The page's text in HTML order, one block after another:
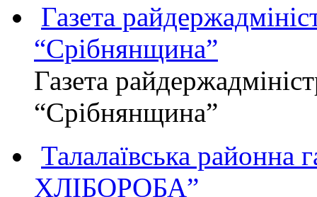
Газета
“Срібнянщина”
Газета
“Срібнянщина”
Талалаївська
ХЛІБОРОБА”